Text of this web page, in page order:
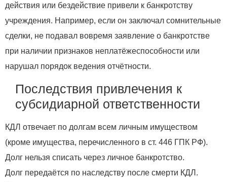
действия или бездействие привели к банкротству
учреждения. Например, если он заключал сомнительные
сделки, не подавал вовремя заявление о банкротстве
при наличии признаков неплатёжеспособности или
нарушал порядок ведения отчётности.
Последствия привлечения к
субсидиарной ответственности
КДЛ отвечает по долгам всем личным имуществом
(кроме имущества, перечисленного в ст. 446 ГПК РФ).
Долг нельзя списать через личное банкротство.
Долг передаётся по наследству после смерти КДЛ.